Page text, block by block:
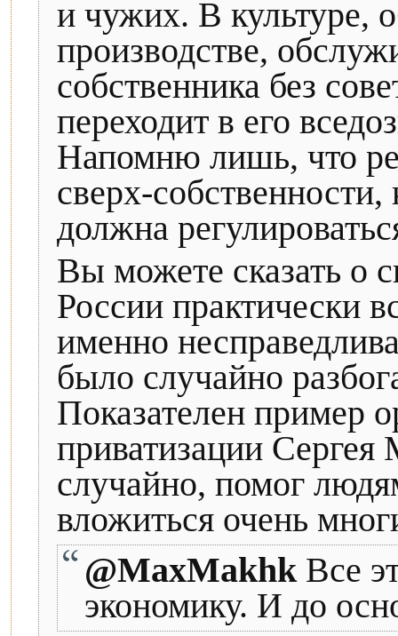
и чужих. В культуре,
производстве,
собственника без
переходит в его
Напомню лишь, что
сверх-собственности,
должна
Вы можете сказать о
России практически
именно
было случайно
Показателен пример
приватизации Сергея
случайно, помог
вложиться очень
@MaxMakhkВсе
экономику. И до